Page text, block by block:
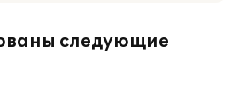
следующие